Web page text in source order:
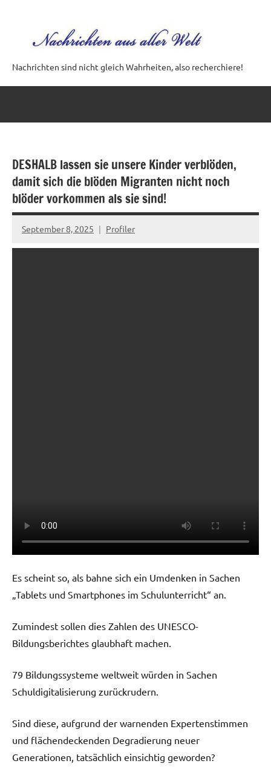
springen
Nachrichten sind nicht gleich Wahrheiten, also recherchiere!
DESHALB lassen sie unsere Kinder verblöden,
damit sich die blöden Migranten nicht noch
blöder vorkommen als sie sind!
September 8, 2025 Profiler
Keine
Kommentare
Es scheint so, als bahne sich ein Umdenken in Sachen
„Tablets und Smartphones im Schulunterricht“ an.
Zumindest sollen dies Zahlen des UNESCO-
Bildungsberichtes glaubhaft machen.
79 Bildungssysteme weltweit würden in Sachen
Schuldigitalisierung zurückrudern.
Sind diese, aufgrund der warnenden Expertenstimmen
und flächendeckenden Degradierung neuer
Generationen, tatsächlich einsichtig geworden?